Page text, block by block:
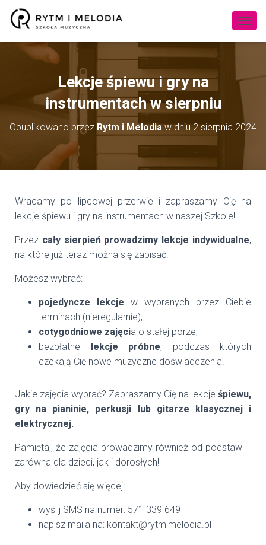
P
R
A
J
Lekcje śpiewu i gry na
instrumentach w sierpniu
Opublikowano przez Rytm i Melodiaw dniu2 sierpnia 2024
Wracamy po lipcowej przerwie i zapraszamy Cię na
lekcje śpiewu i gry na instrumentach w naszej Szkole!
Przez cały sierpień prowadzimy lekcje indywidualne,
na które już teraz można się zapisać.
Możesz wybrać:
pojedyncze lekcje w wybranych przez Ciebie
terminach (nieregularnie),
cotygodniowe zajęcia o stałej porze,
bezpłatne lekcje próbne, podczas których
czekają Cię nowe muzyczne doświadczenia!
Jakie zajęcia wybrać? Zapraszamy Cię na lekcje śpiewu,
gry na pianinie, perkusji lub gitarze klasycznej i
elektrycznej.
Pamiętaj, że zajęcia prowadzimy również od podstaw –
zarówna dla dzieci, jak i dorosłych!
Aby dowiedzieć się więcej:
wyślij SMS na numer: 571 339 649
napisz maila na: kontakt@rytmimelodia.pl